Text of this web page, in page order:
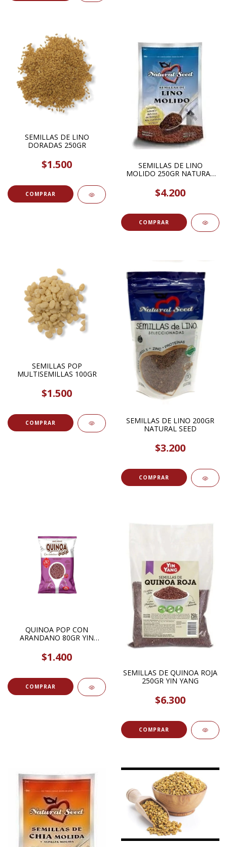
SEMILLAS DE LINO
DORADAS 250GR
$1.500
SEMILLAS DE LINO
MOLIDO 250GR NATURAL
$4.200
SEMILLAS POP
MULTISEMILLAS 100GR
$1.500
COMPRAR
SEMILLAS DE LINO 200GR
NATURAL SEED
$3.200
QUINOA POP CON
ARANDANO 80GR YIN
$1.400
SEMILLAS DE QUINOA ROJA
250GR YIN YANG
$6.300